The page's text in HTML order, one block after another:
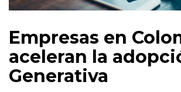
Empresas en
aceleran la
Generativa